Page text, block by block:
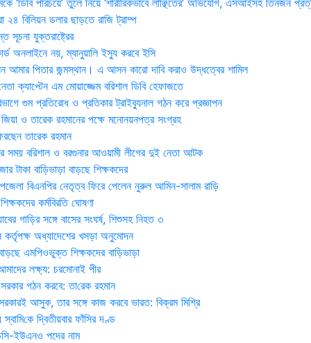
‘ডিবি পরিচয়ে’ তুলে নিয়ে ‘শারীরিকভাবে লাঞ্ছিতের’ অভিযোগ, এসআইসহ তিনজন
২৪ বিলিয়ন ডলার ছাড়তে রাজি ট্রাম্প
সূচনা যুক্তরাষ্ট্রের
অনলাইনে নয়, ম্যানুয়ালি ইস্যু করবে ইসি
পিতার জন্মস্থান। এ আসন কারো দাবি করাও উদ্ধত্বের শামিল
ক্যাপ্টেন এম মোয়াজ্জেম বরিশাল ডিবি হেফাজতে
গুম প্রতিরোধ ও প্রতিকার ট্রাইব্যুনাল গঠন করে প্রজ্ঞাপন
ও তারেক রহমানের পক্ষে মনোনয়নপত্র সংগ্রহ
তারেক রহমান
সময় ব‌রিশাল ও বরগুনার আওয়ামী লীগের দুই নেতা আটক
টাকা বাড়িভাড়া বাড়ছে শিক্ষকদের
বিএনপির নেতৃত্ব ফিরে পেলেন নুরুল আমিন-সালাম রাড়ি
কর্মবিরতি ঘোষণা
গাড়ির সঙ্গে বাসের সংঘর্ষ, শিশুসহ নিহত ৩
কর্তৃপক্ষ অধ্যাদেশের খসড়া অনুমোদন
এমপিওভুক্ত শিক্ষকদের বাড়িভাড়া
লক্ষ্য: চরমোনাই পীর
গঠন করবে: তা‌রেক রহমান
আসুক, তার সঙ্গে কাজ করবে ভারত: বিক্রম মিশ্রি
দ্বিতীয়বার ফাঁসির দণ্ড
ইউএনও পদের নাম